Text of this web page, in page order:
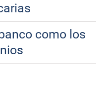
como los